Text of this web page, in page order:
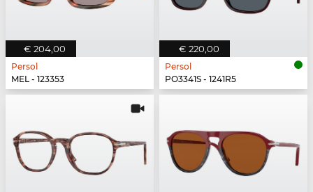
€ 204,00
Persol
MEL - 123353
€ 220,00
Persol
PO3341S - 1241R5